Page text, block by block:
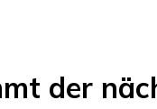
der